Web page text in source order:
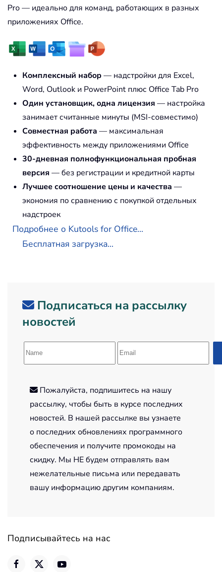
Pro — идеально для команд, работающих в разных
приложениях Office.
Комплексный набор — надстройки для Excel,
Word, Outlook и PowerPoint плюс Office Tab Pro
Один установщик, одна лицензия — настройка
занимает считанные минуты (MSI-совместимо)
Совместная работа — максимальная
эффективность между приложениями Office
30-дневная полнофункциональная пробная
версия — без регистрации и кредитной карты
Лучшее соотношение цены и качества —
экономия по сравнению с покупкой отдельных
надстроек
Подробнее о Kutools for Office...
Бесплатная загрузка...
Подписаться на рассылку
новостей
Пожалуйста, подпишитесь на нашу
рассылку, чтобы быть в курсе последних
новостей. В нашей рассылке вы узнаете
о последних обновлениях программного
обеспечения и получите промокоды на
скидку. Мы НЕ будем отправлять вам
нежелательные письма или передавать
вашу информацию другим компаниям.
Подписывайтесь на нас